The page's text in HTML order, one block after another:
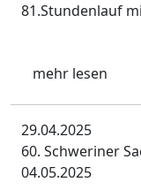
81.Stundenlauf
mehr lesen
29.04.2025
60. Schweriner
04.05.2025